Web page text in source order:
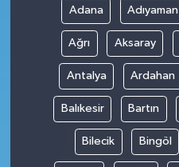
Adana Adıyaman
Ağrı Aksaray
Antalya Ardahan
Balıkesir Bartın
Bilecik Bingöl